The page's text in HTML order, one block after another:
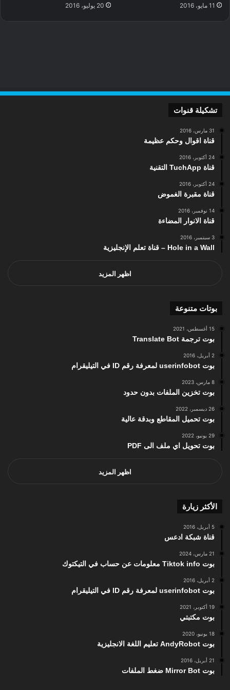
11 مايو، 2016 20 يوليو، 2016
تشكيلة قنوات
31 مارس، 2016
قناة اقوال وحكم عظيمة
24 أكتوبر، 2016
قناة TuchApp التقنية
24 أكتوبر، 2016
قناة مقبرة الغموض
14 نوفمبر، 2016
قناة الانوار المضاءة
3 سبتمبر، 2016
Hole in a Wall – قناة تعلم الإنجليزية
اظهر المزيد
بوتات متنوعة
15 أغسطس، 2021
بوت ترجمة Translate Bot
2 أبريل، 2016
بوت userinfobot لمعرفة رقم ID في التيليقرام
8 مارس، 2023
بوت تخزين الملفات بدون حدود
26 ديسمبر، 2022
بوت تحميل المقاطع وبدقة عالية
29 يونيو، 2022
بوت تحويل اي ملف الى PDF
اظهر المزيد
الأكثر زيارة
5 أبريل، 2016
قناة شبكة ادعس
21 مارس، 2024
بوت Tiktok info معلومات عن حساب في التيكتوك
2 أبريل، 2016
بوت userinfobot لمعرفة رقم ID في التيليقرام
19 أكتوبر، 2021
بوت مكتبتي
18 يونيو، 2020
بوت AndyRobot تعليم اللغة الانجليزية
21 أبريل، 2016
بوت Mirror Bot ضغط الملفات